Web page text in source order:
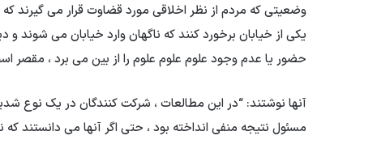
وضعیتی كه مردم از نظر اخلاقی مورد قضاوت قرار می گیرند
یكی از خیابان برخورد كنند كه ناگهان وارد خیابان می
حضور یا عدم وجود علوم علوم علوم را از بین می برد ، مقصر
آنها نوشتند: “در این مطالعات ، شرکت کنندگان در یک نوع
مسئول نتیجه منفی انداخته بود ، حتی اگر آنها می دانستند